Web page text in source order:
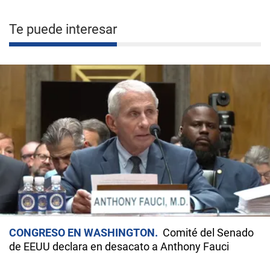
Te puede interesar
CONGRESO EN WASHINGTON
Comité del Senado
de EEUU declara en desacato a Anthony Fauci